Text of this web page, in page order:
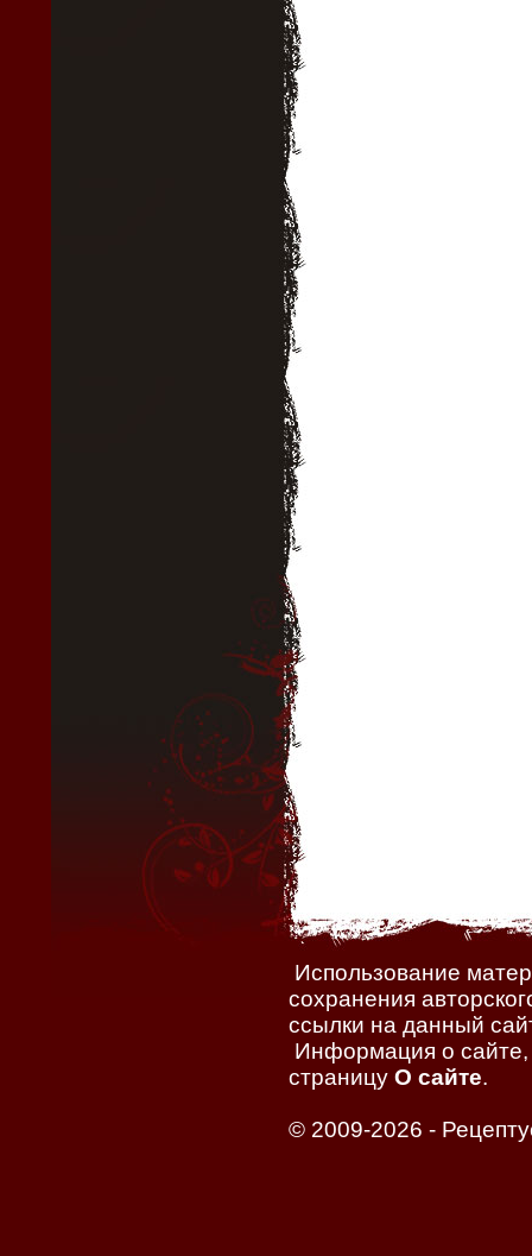
Использование
сохранения
ссылки на данный
Информация о сайте,
страницу О сайте.
© 2009-2026 -